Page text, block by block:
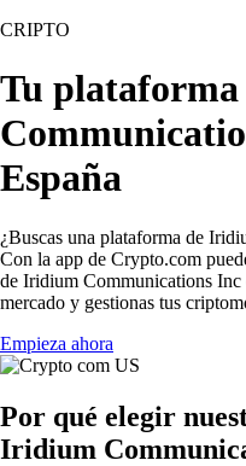
CRIPTO
Tu
España
¿Buscas una plataforma de
Con la app de Crypto.com
de Iridium Communications
mercado y gestionas tus
Empieza ahora
Por qué elegir
Iridium